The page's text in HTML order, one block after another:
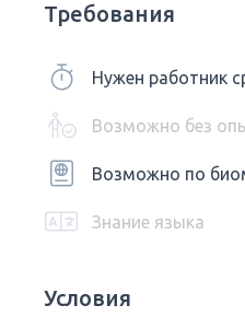
Требования
Нужен работник
Возможно без
Возможно по
Знание языка
Условия